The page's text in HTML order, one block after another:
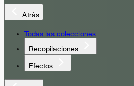
Atrás
Todas las colecciones
Recopilaciones
Efectos